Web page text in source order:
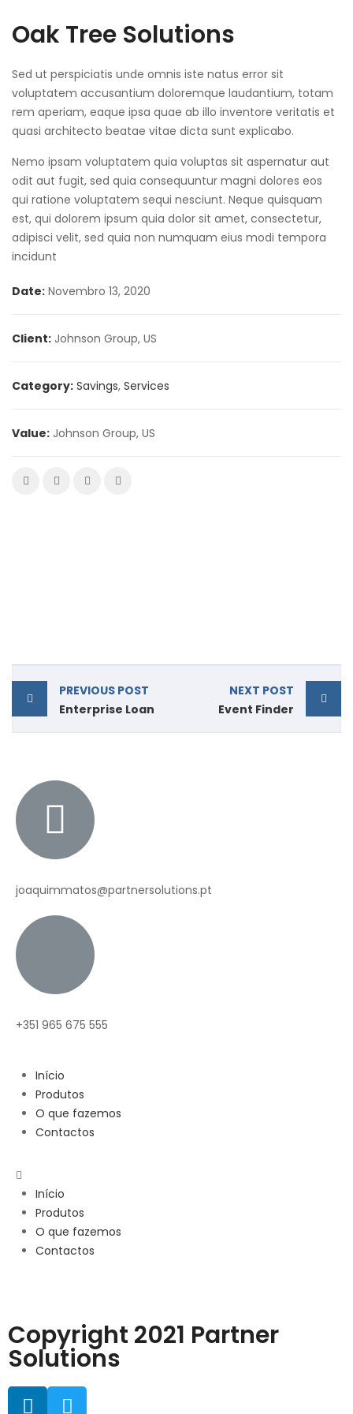
Oak Tree Solutions
Sed ut perspiciatis unde omnis iste natus error sit
voluptatem accusantium doloremque laudantium, totam
rem aperiam, eaque ipsa quae ab illo inventore veritatis et
quasi architecto beatae vitae dicta sunt explicabo.
Nemo ipsam voluptatem quia voluptas sit aspernatur aut
odit aut fugit, sed quia consequuntur magni dolores eos
qui ratione voluptatem sequi nesciunt. Neque quisquam
est, qui dolorem ipsum quia dolor sit amet, consectetur,
adipisci velit, sed quia non numquam eius modi tempora
incidunt
Date: Novembro 13, 2020
Client: Johnson Group, US
Category: Savings, Services
Value: Johnson Group, US
PREVIOUS POST
Enterprise Loan
NEXT POST
Event Finder
joaquimmatos@partnersolutions.pt
+351 965 675 555
Início
Produtos
O que fazemos
Contactos
Início
Produtos
O que fazemos
Contactos
Copyright 2021 Partner
Solutions